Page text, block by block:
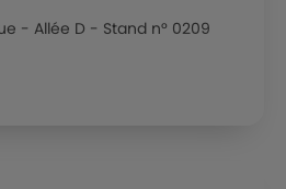
- Allée D - Stand n° 0209